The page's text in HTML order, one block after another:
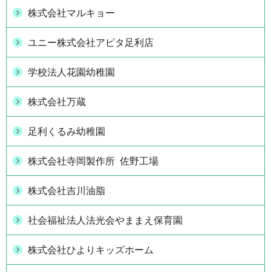
株式会社マルキョー
ユニー株式会社アピタ足利店
学校法人花園幼稚園
株式会社万蔵
足利くるみ幼稚園
株式会社寺岡製作所 佐野工場
株式会社吉川油脂
社会福祉法人法光会やままえ保育園
株式会社ひよりキッズホーム